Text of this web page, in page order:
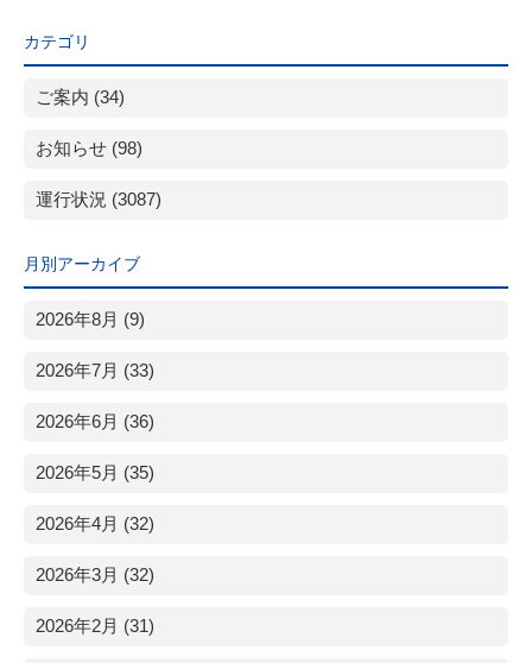
カテゴリ
ご案内 (34)
お知らせ (98)
運行状況 (3087)
月別アーカイブ
2026年8月 (9)
2026年7月 (33)
2026年6月 (36)
2026年5月 (35)
2026年4月 (32)
2026年3月 (32)
2026年2月 (31)